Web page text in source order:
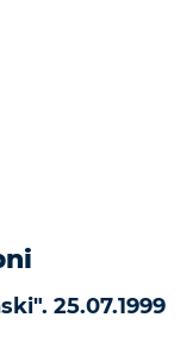
25.07.1999